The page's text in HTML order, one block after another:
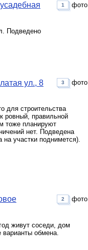
Подведено
1 фото
ул., 8
для строительства
ровный, правильной
тоже планируют
нет. Подведена
на участки поднимется).
3 фото
живут соседи, дом
обмена.
2 фото